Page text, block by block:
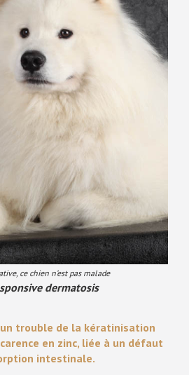
ce chien n’est pas malade
dermatosis
trouble de la kératinisation
en zinc, liée à un défaut
intestinale.